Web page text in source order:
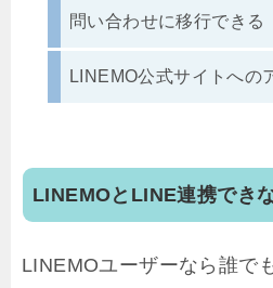
問い合わせに移行できる
LINEMO公式サイトへの
LINEMOとLINE連携でき
LINEMOユーザーなら誰で